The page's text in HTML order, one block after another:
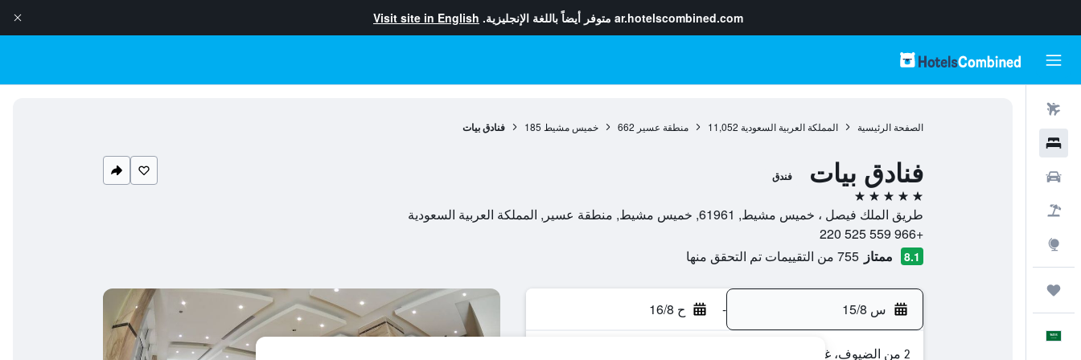
ar.hotelscombined.com متوفر أيضاً باللغة الإنجليزية. Visit site in English
الصفحة الرئيسية المملكة العربية السعودية 11,052 منطقة عسير 662 خميس مشيط 185 فنادق بيات
فنادق بيات فندق
5 نجوم
طريق الملك فيصل ، خميس مشيط, 61961, خميس مشيط, منطقة عسير, المملكة العربية السعودية
+966 559 525 220
8.1 ممتاز 755 من التقييمات تم التحقق منها
س 15/8 - ح 16/8
2 من الضيوف، غرفة واحدة